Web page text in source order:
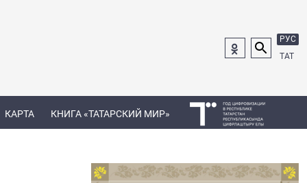
РУС
ТАТ
КАРТА КНИГА «ТАТАРСКИЙ МИР»